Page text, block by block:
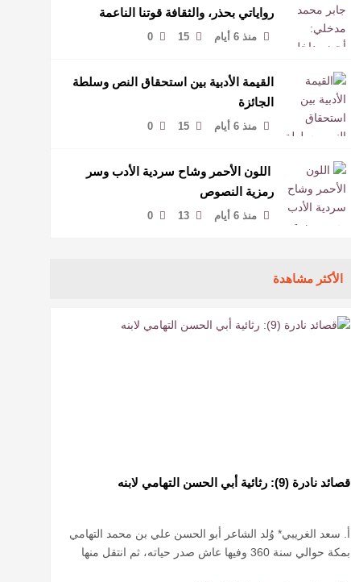
رواياتي بحذر، والثقافة قوتنا الناعمة
لمخاطبة العالم.
منذ 6 أيام 15
0
القيمة الأدبية بين استحقاق النص وسلطة
الجائزة
منذ 6 أيام 15
0
​ اللون الأحمر وشاح سردية الأدب وسر
رمزية النصوص
منذ 6 أيام 13
0
الأكثر مشاهدة
قصائد نادرة (9): رثائية أبي الحسن التهامي لابنه
أ. سعد الغريبي* وُلد الشاعر أبو الحسن علي بن محمد التهامي
بمكة حوالي سنة 360 وفيها عاش صدر حياته، ثم انتقل منها